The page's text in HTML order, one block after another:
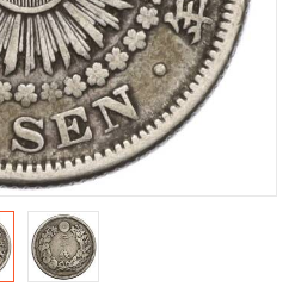
(с 1999 года)
монеты СССР и России
(Unusual)
монеты